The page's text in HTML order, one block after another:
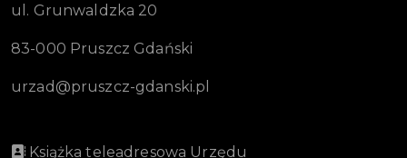
ul. Grunwaldzka 20
83-000 Pruszcz Gdański
urzad@pruszcz-gdanski.pl
Książka teleadresowa Urzędu